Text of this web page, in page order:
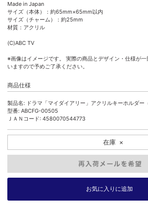
Made in Japan
サイズ（本体）：約65mm×65mm以内
サイズ（チャーム）：約25mm
材質：アクリル
(C)ABC TV
※画像はイメージです。 実際の商品とデザイン・仕様が
いますので予めご了承ください。
商品仕様
製品名: ドラマ「マイダイアリー」アクリルキーホルダー
型番: ABCFG-00505
ＪＡＮコード: 4580070544773
在庫 ×